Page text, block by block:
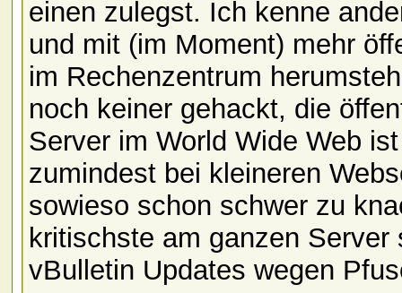
einen zulegst. Ich kenne
und mit (im Moment) mehr
im Rechenzentrum
noch keiner gehackt, die
Server im World Wide Web
zumindest bei kleineren
sowieso schon schwer zu
kritischste am ganzen
vBulletin Updates wegen